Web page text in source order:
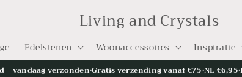
Living and Crystals
Edelstenen Woonaccessoires Inspiratie
= vandaag verzonden•Gratis verzending vanaf €75•NL €6,95•